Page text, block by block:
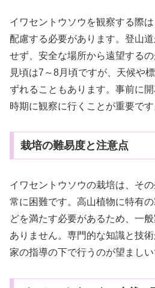
イワセントウソウを観察する際
配慮する必要があります。登山
せず、安全な場所から遠望する
見頃は7～8月頃ですが、天候や
ずれることもあります。事前に
時期に観察に行くことが重要です
栽培の難易度と注意点
イワセントウソウの栽培は、そ
常に困難です。高山植物に特有
どを満たす必要があるため、一
ありません。専門的な知識と技
家の指導の下で行うのが望ましい